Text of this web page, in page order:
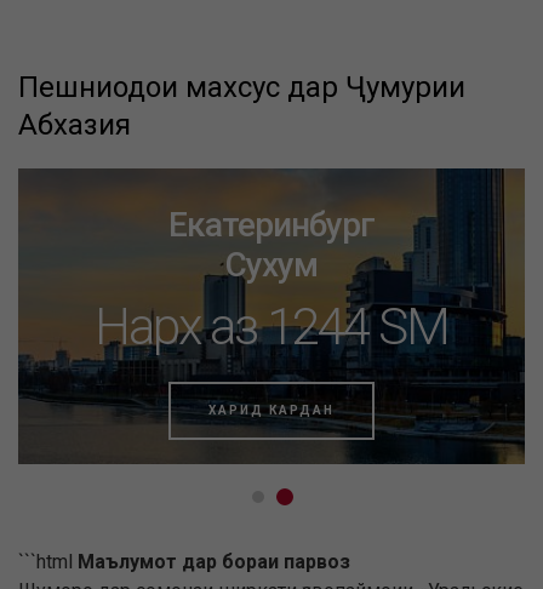
Пешниҳодҳои махсус дар Ҷумҳурии
Абхазия
Екатеринбург
Сухум
Нарх аз 1244 SM
ХАРИД КАРДАН
```html Маълумот дар бораи парвоз